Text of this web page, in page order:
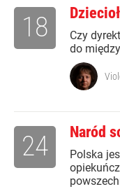
Czy
do
18
Naród
Polska
24